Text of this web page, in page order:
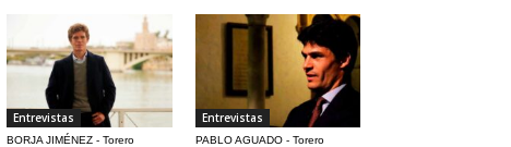
Entrevistas
BORJA JIMÉNEZ - Torero
Entrevistas
PABLO AGUADO - Torero